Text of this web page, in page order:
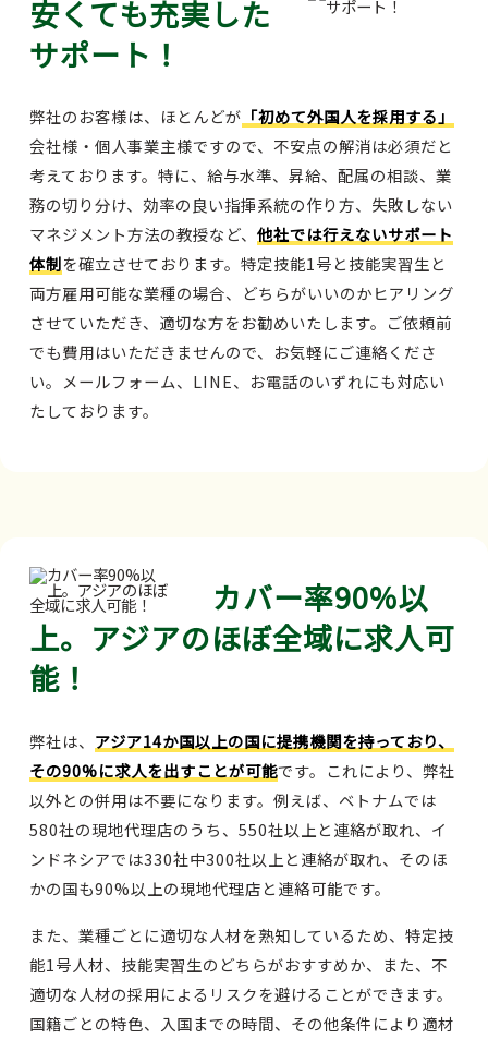
安くても充実した
サポート！
弊社のお客様は、ほとんどが 「初めて外国人を採用する」
会社様・個人事業主様ですので、不安点の解消は必須だと
考えております。特に、給与水準、昇給、配属の相談、業
務の切り分け、効率の良い指揮系統の作り方、失敗しない
マネジメント方法の教授など、 他社では行えないサポート
体制を確立させております。特定技能1号と技能実習生と
両方雇用可能な業種の場合、どちらがいいのかヒアリング
させていただき、適切な方をお勧めいたします。ご依頼前
でも費用はいただきませんので、お気軽にご連絡くださ
い。メールフォーム、LINE、お電話のいずれにも対応い
たしております。
カバー率90%以
上。アジアのほぼ全域に求人可
能！
弊社は、 アジア14か国以上の国に提携機関を持っており、
その90%に求人を出すことが可能です。これにより、弊社
以外との併用は不要になります。例えば、ベトナムでは
580社の現地代理店のうち、550社以上と連絡が取れ、イ
ンドネシアでは330社中300社以上と連絡が取れ、そのほ
かの国も90%以上の現地代理店と連絡可能です。
また、業種ごとに適切な人材を熟知しているため、特定技
能1号人材、技能実習生のどちらがおすすめか、また、不
適切な人材の採用によるリスクを避けることができます。
国籍ごとの特色、入国までの時間、その他条件により適材